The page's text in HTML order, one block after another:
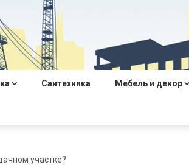
Сантехника Мебель и декор
участке?